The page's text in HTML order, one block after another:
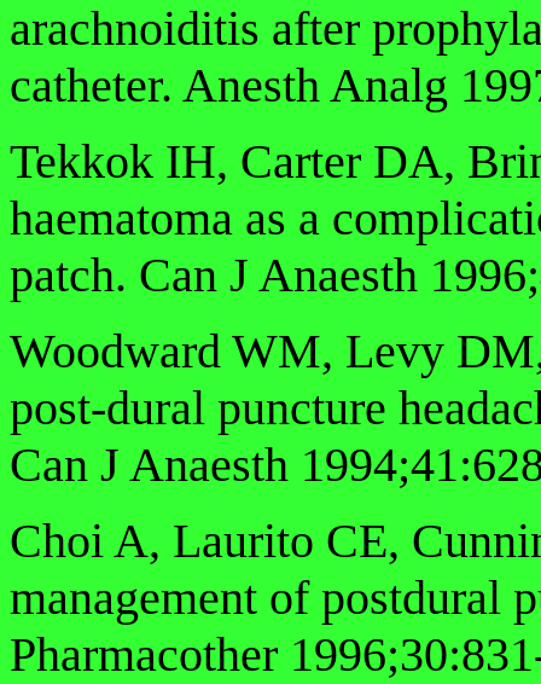
arachnoiditis after
catheter. Anesth Analg
Tekkok IH, Carter DA,
haematoma as a
patch. Can J Anaesth
Woodward WM, Levy
post-dural puncture
Can J Anaesth
Choi A, Laurito CE,
management of postdural
Pharmacother